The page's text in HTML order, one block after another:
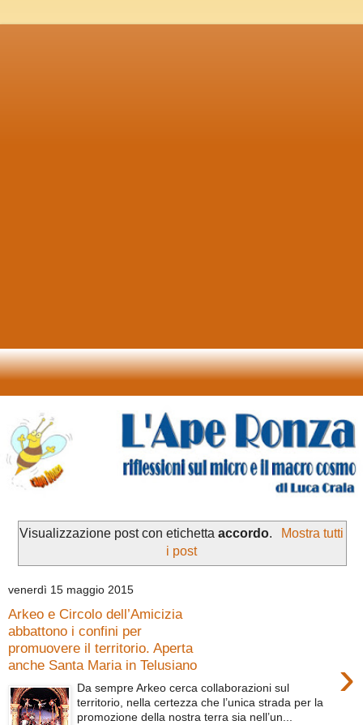
Visualizzazione post con etichettaaccordo.
Mostra tutti
i post
venerdì 15 maggio 2015
Arkeo e Circolo dell’Amicizia
abbattono i confini per
promuovere il territorio. Aperta
anche Santa Maria in Telusiano
›
Da sempre Arkeo cerca collaborazioni sul
territorio, nella certezza che l’unica strada per la
promozione della nostra terra sia nell’un...